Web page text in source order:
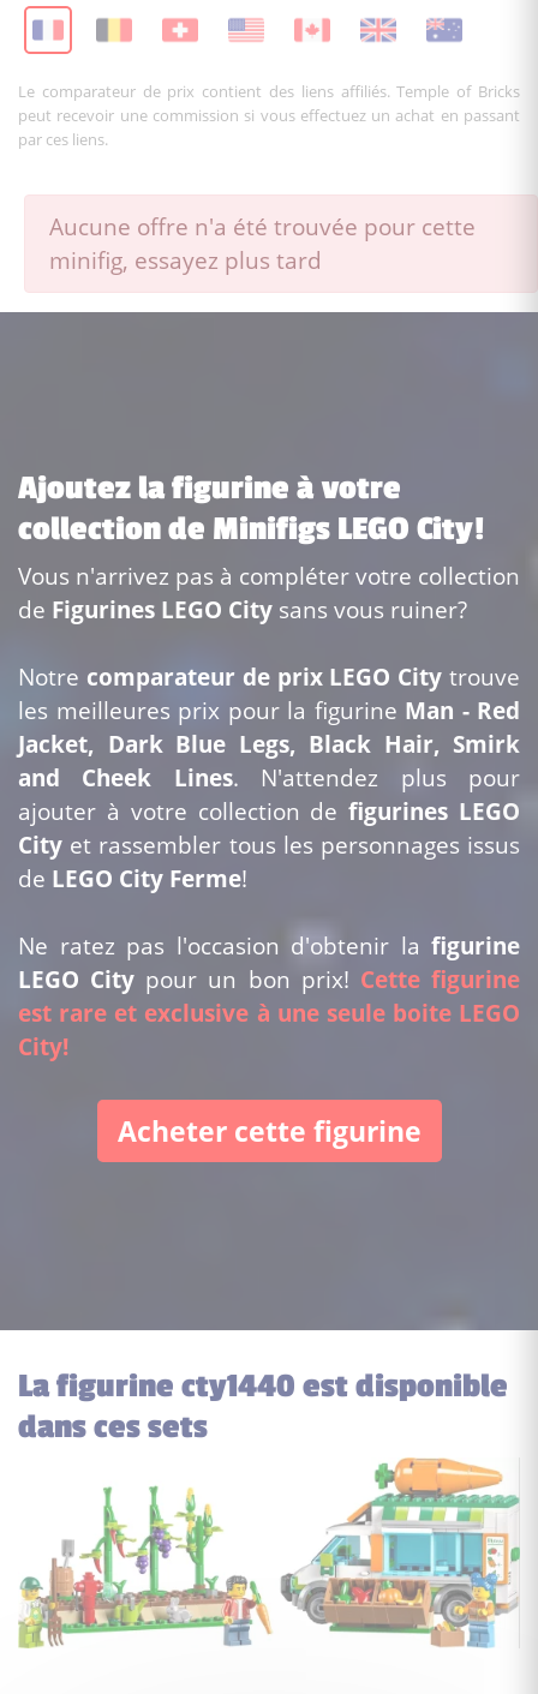
Le comparateur de prix contient des liens affiliés. Temple of Bricks
peut recevoir une commission si vous effectuez un achat en passant
par ces liens.
Aucune offre n'a été trouvée pour cette
minifig, essayez plus tard
Ajoutez la figurine à votre
collection de Minifigs LEGO City!
Vous n'arrivez pas à compléter votre collection
de Figurines LEGO City sans vous ruiner?
Notre comparateur de prix LEGO City trouve
les meilleures prix pour la figurine Man - Red
Jacket, Dark Blue Legs, Black Hair, Smirk
and Cheek Lines. N'attendez plus pour
ajouter à votre collection defigurines LEGO
City et rassembler tous les personnages issus
de LEGO City Ferme!
Ne ratez pas l'occasion d'obtenir la figurine
LEGO City pour un bon prix! Cette figurine
est rare et exclusive à une seule boite LEGO
City!
Acheter cette figurine
La figurine cty1440 est disponible
dans ces sets